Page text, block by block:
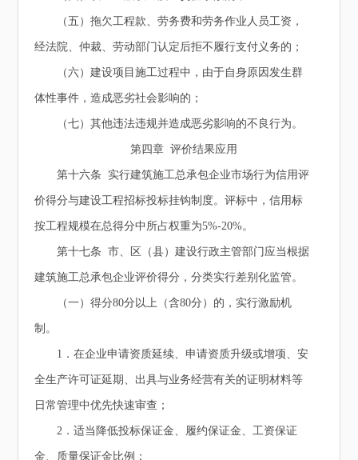
（五）拖欠工程款、劳务费和劳务作业人员工资，
经法院、仲裁、劳动部门认定后拒不履行支付义务的；
（六）建设项目施工过程中，由于自身原因发生群
体性事件，造成恶劣社会影响的；
（七）其他违法违规并造成恶劣影响的不良行为。
第四章 评价结果应用
第十六条 实行建筑施工总承包企业市场行为信用评
价得分与建设工程招标投标挂钩制度。评标中，信用标
按工程规模在总得分中所占权重为5%-20%。
第十七条 市、区（县）建设行政主管部门应当根据
建筑施工总承包企业评价得分，分类实行差别化监管。
（一）得分80分以上（含80分）的，实行激励机
制。
1．在企业申请资质延续、申请资质升级或增项、安
全生产许可证延期、出具与业务经营有关的证明材料等
日常管理中优先快速审查；
2．适当降低投标保证金、履约保证金、工资保证
金、质量保证金比例；